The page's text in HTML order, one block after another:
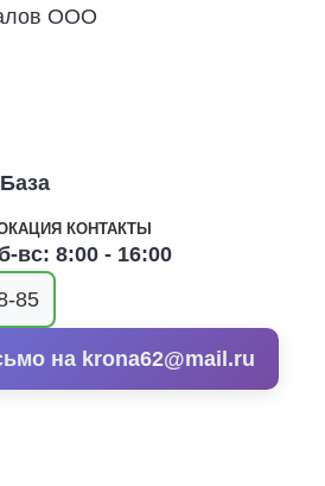
КОНТАКТЫ
вс: 8:00 - 16:00
85
на krona62@mail.ru